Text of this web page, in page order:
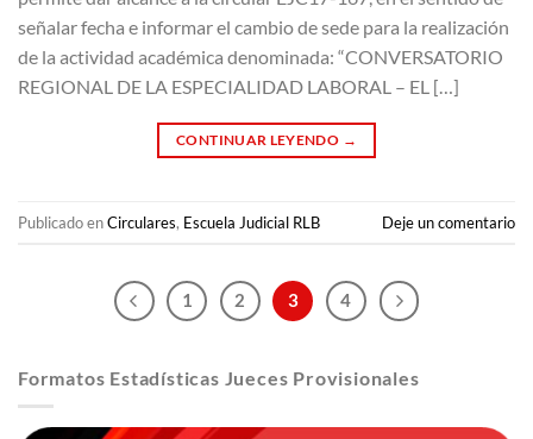
señalar fecha e informar el cambio de sede para la realización
de la actividad académica denominada: “CONVERSATORIO
REGIONAL DE LA ESPECIALIDAD LABORAL – EL […]
CONTINUAR LEYENDO →
Publicado enCirculares, Escuela Judicial RLB Deje un comentario
1 2 3 4
Formatos Estadísticas Jueces Provisionales